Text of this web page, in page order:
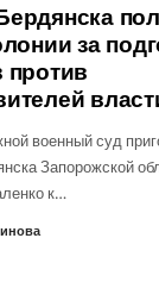
за
против
военный суд
Запорожской
к…